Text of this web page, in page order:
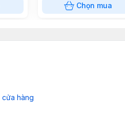
Chọn mua
cửa hàng